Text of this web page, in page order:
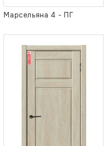
Марсельяна 4 - ПГ